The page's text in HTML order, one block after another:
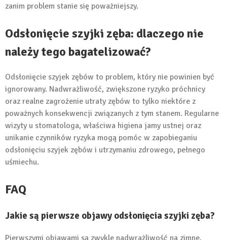
zanim problem stanie się poważniejszy.
Odsłonięcie szyjki zęba: dlaczego nie
należy tego bagatelizować?
Odsłonięcie szyjek zębów to problem, który nie powinien być
ignorowany. Nadwrażliwość, zwiększone ryzyko próchnicy
oraz realne zagrożenie utraty zębów to tylko niektóre z
poważnych konsekwencji związanych z tym stanem. Regularne
wizyty u stomatologa, właściwa higiena jamy ustnej oraz
unikanie czynników ryzyka mogą pomóc w zapobieganiu
odsłonięciu szyjek zębów i utrzymaniu zdrowego, pełnego
uśmiechu.
FAQ
Jakie są pierwsze objawy odsłonięcia szyjki zęba?